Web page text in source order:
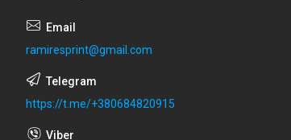
ramiresprint@gmail.com
https://t.me/+380684820915